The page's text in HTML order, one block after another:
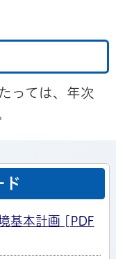
っては、年次
ド
基本計画 [PDF